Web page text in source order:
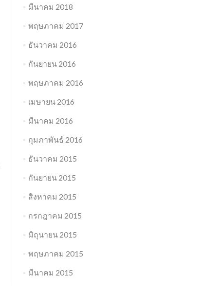
มีนาคม 2018
พฤษภาคม 2017
ธันวาคม 2016
กันยายน 2016
พฤษภาคม 2016
เมษายน 2016
มีนาคม 2016
กุมภาพันธ์ 2016
ธันวาคม 2015
กันยายน 2015
สิงหาคม 2015
กรกฎาคม 2015
มิถุนายน 2015
พฤษภาคม 2015
มีนาคม 2015